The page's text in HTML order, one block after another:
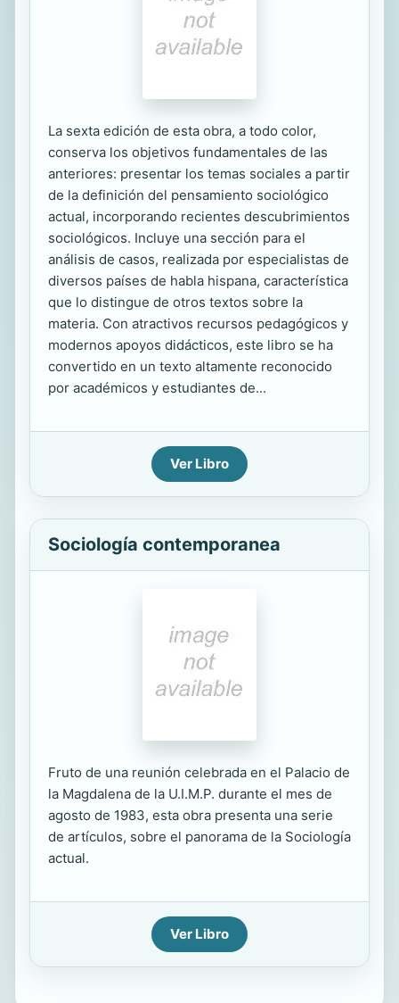
La sexta edición de esta obra, a todo color,
conserva los objetivos fundamentales de las
anteriores: presentar los temas sociales a partir
de la definición del pensamiento sociológico
actual, incorporando recientes descubrimientos
sociológicos. Incluye una sección para el
análisis de casos, realizada por especialistas de
diversos países de habla hispana, característica
que lo distingue de otros textos sobre la
materia. Con atractivos recursos pedagógicos y
modernos apoyos didácticos, este libro se ha
convertido en un texto altamente reconocido
por académicos y estudiantes de...
Ver Libro
Sociología contemporanea
Fruto de una reunión celebrada en el Palacio de
la Magdalena de la U.I.M.P. durante el mes de
agosto de 1983, esta obra presenta una serie
de artículos, sobre el panorama de la Sociología
actual.
Ver Libro